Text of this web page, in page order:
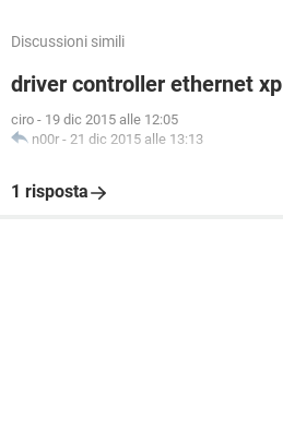
Discussioni simili
driver controller ethernet xp
ciro - 19 dic 2015 alle 12:05
n00r - 21 dic 2015 alle 13:13
1 risposta